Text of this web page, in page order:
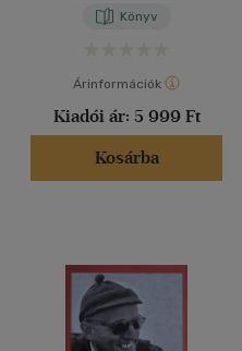
Könyv
Árinformációk
Kiadói ár: 5 999 Ft
Kosárba